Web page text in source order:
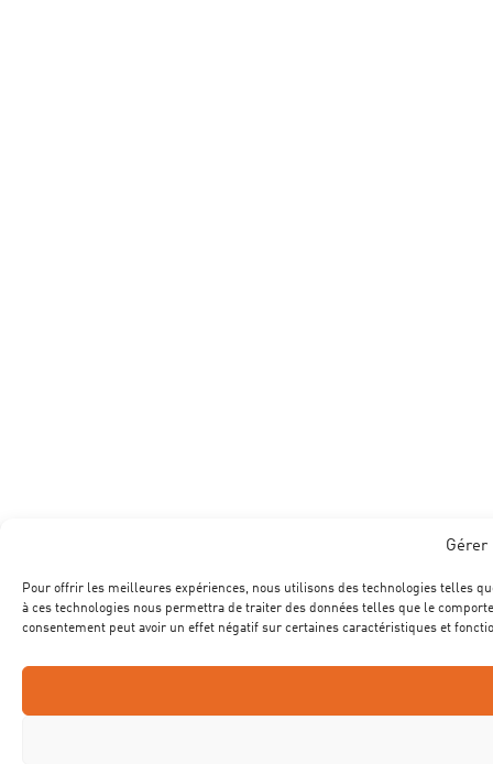
Gérer
Pour offrir les meilleures expériences, nous utilisons des technologies telles
à ces technologies nous permettra de traiter des données telles que le
consentement peut avoir un effet négatif sur certaines caractéristiques et